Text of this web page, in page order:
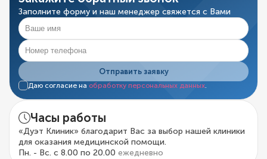
Заполните форму и наш менеджер свяжется с Вами
Отправить заявку
Даю согласие на обработку персональных данных.
Часы работы
«Дуэт Клиник» благодарит Вас за выбор нашей клиники
для оказания медицинской помощи.
Пн. - Вс. с 8.00 по 20.00 ежедневно